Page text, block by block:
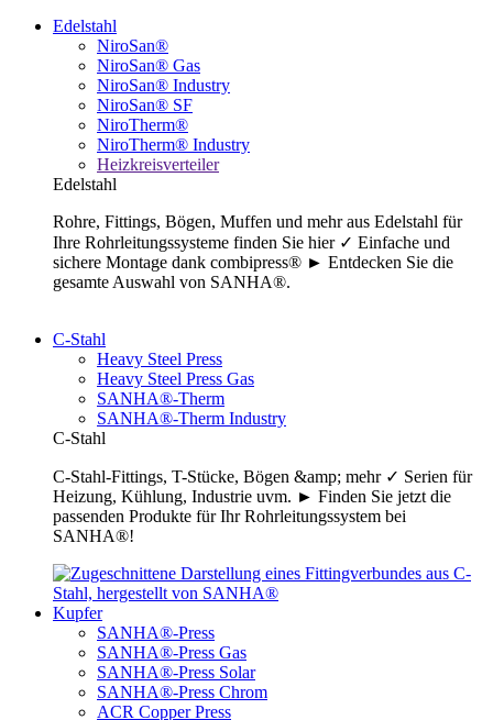
Edelstahl
NiroSan®
NiroSan® Gas
NiroSan® Industry
NiroSan® SF
NiroTherm®
NiroTherm® Industry
Heizkreisverteiler
Edelstahl
Rohre, Fittings, Bögen, Muffen und mehr aus Edelstahl für
Ihre Rohrleitungssysteme finden Sie hier ✓ Einfache und
sichere Montage dank combipress® ► Entdecken Sie die
gesamte Auswahl von SANHA®.
C-Stahl
Heavy Steel Press
Heavy Steel Press Gas
SANHA®-Therm
SANHA®-Therm Industry
C-Stahl
C-Stahl-Fittings, T-Stücke, Bögen &amp; mehr ✓ Serien für
Heizung, Kühlung, Industrie uvm. ► Finden Sie jetzt die
passenden Produkte für Ihr Rohrleitungssystem bei
SANHA®!
Kupfer
SANHA®-Press
SANHA®-Press Gas
SANHA®-Press Solar
SANHA®-Press Chrom
ACR Copper Press